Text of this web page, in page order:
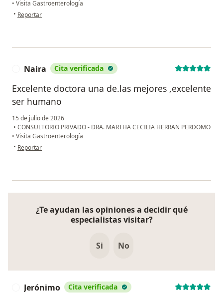
• Visita Gastroenterología
• en opinión del usuario Rocio
Reportar
Naira Cita verificada
Excelente doctora una de.las mejores ,excelente
ser humano
15 de julio de 2026
• CONSULTORIO PRIVADO - DRA. MARTHA CECILIA HERRAN PERDOMO
• Visita Gastroenterología
• en opinión del usuario Naira
Reportar
¿Te ayudan las opiniones a decidir qué
especialistas visitar?
Si No
Jerónimo Cita verificada